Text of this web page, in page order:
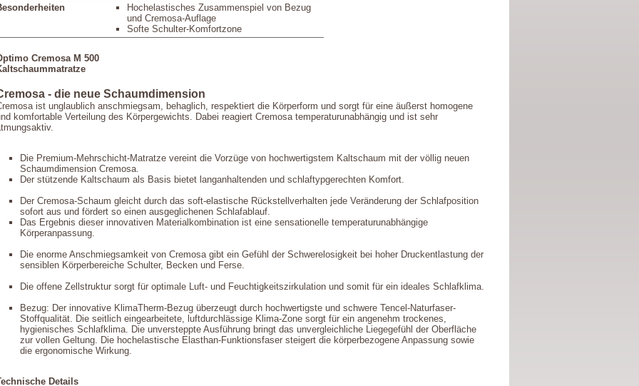
Hochelastisches Zusammenspiel von Bezug
und Cremosa-Auflage
Softe Schulter-Komfortzone
Cremosa M 500
- die neue Schaumdimension
ist unglaublich anschmiegsam, behaglich, respektiert die Körperform und sorgt für eine äußerst homogene
komfortable Verteilung des Körpergewichts. Dabei reagiert Cremosa temperaturunabhängig und ist sehr
Die Premium-Mehrschicht-Matratze vereint die Vorzüge von hochwertigstem Kaltschaum mit der völlig neuen
Schaumdimension Cremosa.
Der stützende Kaltschaum als Basis bietet langanhaltenden und schlaftypgerechten Komfort.
Der Cremosa-Schaum gleicht durch das soft-elastische Rückstellverhalten jede Veränderung der Schlafposition
sofort aus und fördert so einen ausgeglichenen Schlafablauf.
Das Ergebnis dieser innovativen Materialkombination ist eine sensationelle temperaturunabhängige
Körperanpassung.
Die enorme Anschmiegsamkeit von Cremosa gibt ein Gefühl der Schwerelosigkeit bei hoher Druckentlastung der
sensiblen Körperbereiche Schulter, Becken und Ferse.
Die offene Zellstruktur sorgt für optimale Luft- und Feuchtigkeitszirkulation und somit für ein ideales Schlafklima.
Bezug: Der innovative KlimaTherm-Bezug überzeugt durch hochwertigste und schwere Tencel-Naturfaser-
Stoffqualität. Die seitlich eingearbeitete, luftdurchlässige Klima-Zone sorgt für ein angenehm trockenes,
hygienisches Schlafklima. Die unversteppte Ausführung bringt das unvergleichliche Liegegefühl der Oberfläche
zur vollen Geltung. Die hochelastische Elasthan-Funktionsfaser steigert die körperbezogene Anpassung sowie
die ergonomische Wirkung.
Details